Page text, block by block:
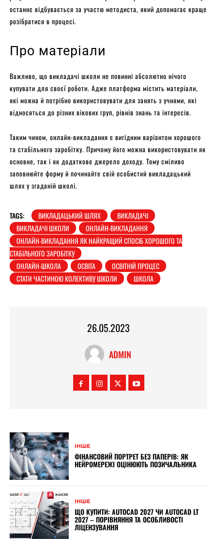
останнє відбувається за участю методиста, який допомагає краще
розібратися в процесі.
Про матеріали
Важливо, що викладачі школи не повинні абсолютно нічого
купувати для своєї роботи. Адже платформа містить матеріали,
які можна й потрібно використовувати для занять з учнями, які
відносяться до різних вікових груп, рівнів знань та інтересів.
Таким чином, онлайн-викладання є вигідним варіантом хорошого
та стабільного заробітку. Причому його можна використовувати як
основне, так і як додаткове джерело доходу. Тому сміливо
заповнюйте форму й починайте свій особистий викладацький
шлях у згаданій школі.
TAGS: ВИКЛАДАЦЬКИЙ ШЛЯХ
ВИКЛАДАЧІ
ВИКЛАДАЧІ ШКОЛИ
ОНЛАЙН-ВИКЛАДАННЯ
ОНЛАЙН-ВИКЛАДАННЯ ЯК НАЙКРАЩИЙ СПОСІБ ХОРОШОГО ТА
СТАБІЛЬНОГО ЗАРОБІТКУ
ОНЛАЙН-ШКОЛА
ОСВІТА
ОСВІТНІЙ ПРОЦЕС
СТАТИ ЧАСТИНОЮ КОЛЕКТИВУ ШКОЛИ
ШКОЛА
26.05.2023
ADMIN
ІНШЕ
ФІНАНСОВИЙ ПОРТРЕТ БЕЗ ПАПЕРІВ: ЯК
НЕЙРОМЕРЕЖІ ОЦІНЮЮТЬ ПОЗИЧАЛЬНИКА
ІНШЕ
ЩО КУПИТИ: AUTOCAD 2027 ЧИ AUTOCAD LT
2027 – ПОРІВНЯННЯ ТА ОСОБЛИВОСТІ
ЛІЦЕНЗУВАННЯ